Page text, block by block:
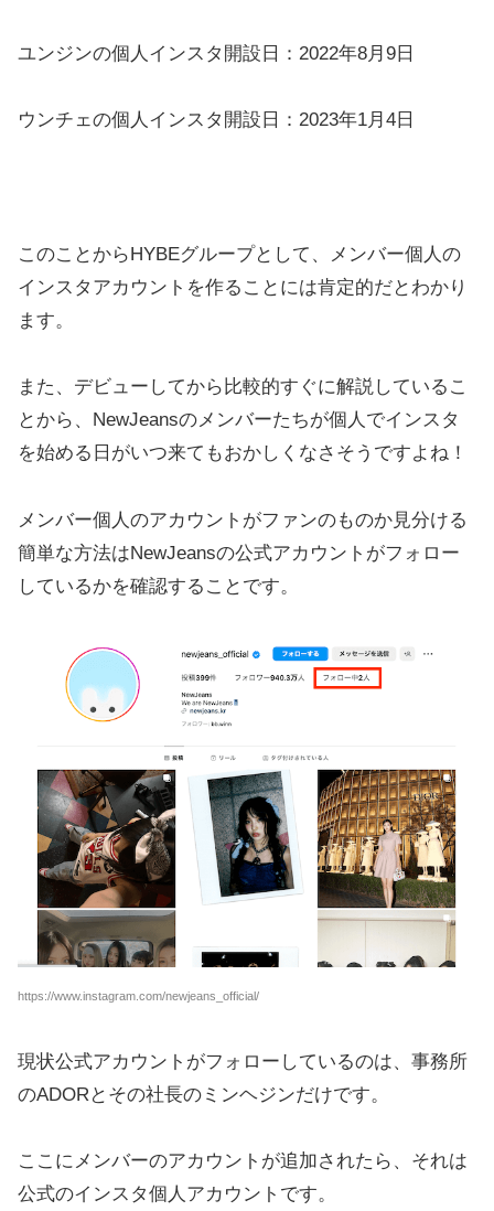
ユンジンの個人インスタ開設日：2022年8月9日
ウンチェの個人インスタ開設日：2023年1月4日
このことからHYBEグループとして、メンバー個人の
インスタアカウントを作ることには肯定的だとわかり
ます。
また、デビューしてから比較的すぐに解説しているこ
とから、NewJeansのメンバーたちが個人でインスタ
を始める日がいつ来てもおかしくなさそうですよね！
メンバー個人のアカウントがファンのものか見分ける
簡単な方法はNewJeansの公式アカウントがフォロー
しているかを確認することです。
https://www.instagram.com/newjeans_official/
現状公式アカウントがフォローしているのは、事務所
のADORとその社長のミンヘジンだけです。
ここにメンバーのアカウントが追加されたら、それは
公式のインスタ個人アカウントです。